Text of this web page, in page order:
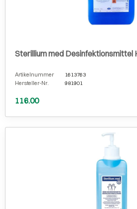
Sterillium med Desinfektionsmittel
Artikelnummer
1613763
Hersteller-Nr.
981901
116.00